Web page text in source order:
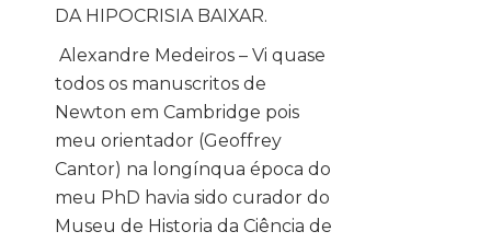
DA HIPOCRISIA BAIXAR.
Alexandre Medeiros – Vi quase
todos os manuscritos de
Newton em Cambridge pois
meu orientador (Geoffrey
Cantor) na longínqua época do
meu PhD havia sido curador do
Museu de Historia da Ciência de